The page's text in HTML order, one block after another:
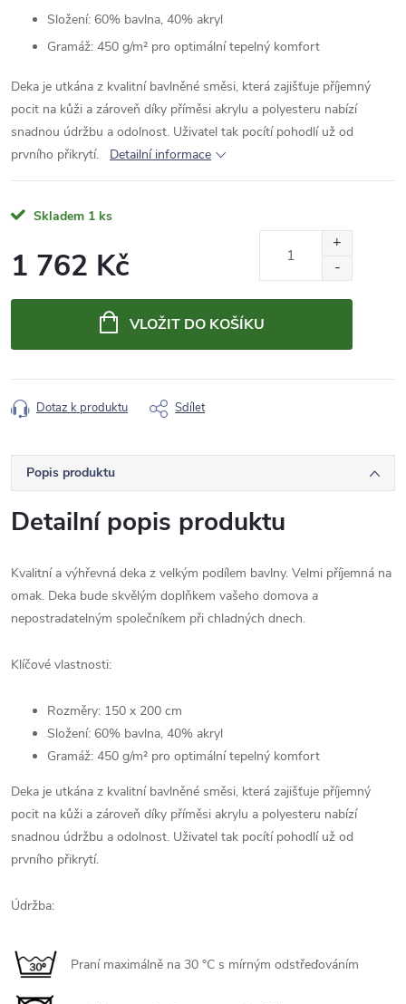
Složení: 60% bavlna, 40% akryl
Gramáž: 450 g/m² pro optimální tepelný komfort
Deka je utkána z kvalitní bavlněné směsi, která zajišťuje příjemný
pocit na kůži a zároveň díky příměsi akrylu a polyesteru nabízí
snadnou údržbu a odolnost. Uživatel tak pocítí pohodlí už od
prvního přikrytí.
Detailní informace
Skladem 1 ks
1 762 Kč
VLOŽIT DO KOŠÍKU
Dotaz k produktu Sdílet
Popis produktu
Detailní popis produktu
Kvalitní a výhřevná deka z velkým podílem bavlny. Velmi příjemná na
omak. Deka bude skvělým doplňkem vašeho domova a
nepostradatelným společníkem při chladných dnech.
Klíčové vlastnosti:
Rozměry: 150 x 200 cm
Složení: 60% bavlna, 40% akryl
Gramáž: 450 g/m² pro optimální tepelný komfort
Deka je utkána z kvalitní bavlněné směsi, která zajišťuje příjemný
pocit na kůži a zároveň díky příměsi akrylu a polyesteru nabízí
snadnou údržbu a odolnost. Uživatel tak pocítí pohodlí už od
prvního přikrytí.
Údržba:
Praní maximálně na 30 °C s mírným odstřeďováním